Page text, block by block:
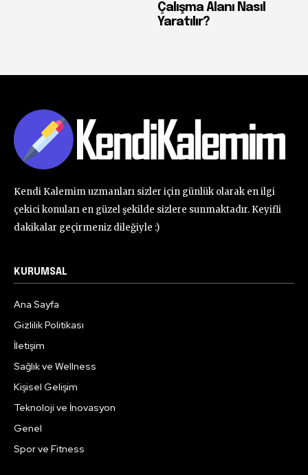
Çalışma Alanı Nasıl
Yaratılır?
Kendi Kalemim uzmanları sizler için günlük olarak en ilgi
çekici konuları en güzel şekilde sizlere sunmaktadır. Keyifli
dakikalar geçirmeniz dileğiyle :)
KURUMSAL
Ana Sayfa
Gizlilik Politikası
İletişim
Sağlık ve Wellness
Kişisel Gelişim
Teknoloji ve İnovasyon
Genel
Spor ve Fitness